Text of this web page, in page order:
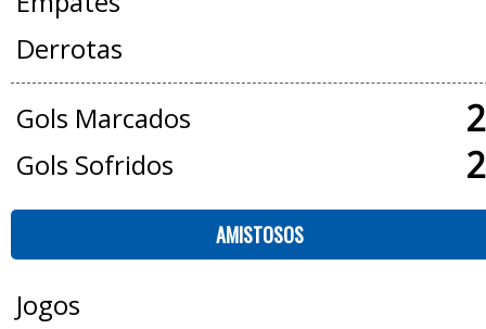
Derrotas
Gols Marcados
Gols Sofridos
AMISTOSOS
Jogos